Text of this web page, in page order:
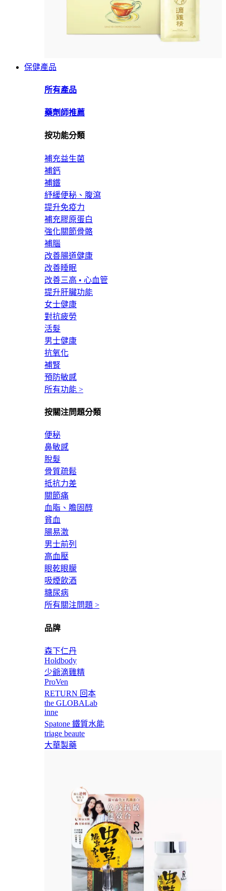
保健產品
所有產品
藥劑師推薦
按功能分類
補充益生菌
補鈣
補鐵
紓緩便秘、腹瀉
提升免疫力
補充膠原蛋白
強化關節骨骼
補腦
改善腸道健康
改善睡眠
改善三高 • 心血管
提升肝臟功能
女士健康
對抗疲勞
活髮
男士健康
抗氧化
補腎
預防敏感
所有功能 >
按關注問題分類
便秘
鼻敏感
脫髮
骨質疏鬆
抵抗力差
關節痛
血脂、膽固醇
貧血
腸易激
男士前列
高血壓
眼乾眼朦
吸煙飲酒
糖尿病
所有關注問題 >
品牌
森下仁丹
Holdbody
少爺滴雞精
ProVen
RETURN 回本
the GLOBALab
inne
Spatone 鐵質水能
triage beaute
大華製藥